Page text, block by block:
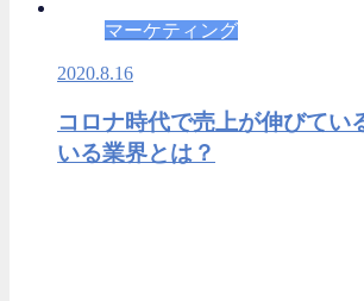
マーケティング
2020.8.16
コロナ時代で売上が伸びてい
いる業界とは？